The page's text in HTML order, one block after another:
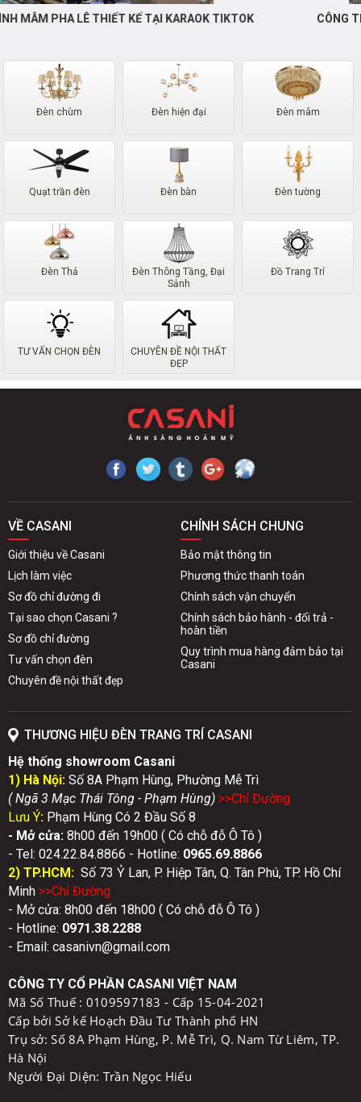
CÔNG TRÌNH ĐÈN THÔNG TẦNG CTT-2865 ( D:150CM )
Đèn chùm Đèn hiện đại Đèn mâm
Quạt trần đèn Đèn bàn Đèn tường
Đèn Thả
Đèn Thông Tầng, Đại
Sảnh
Đồ Trang Trí
TƯ VẤN CHỌN ĐÈN
CHUYÊN ĐỀ NỘI THẤT
ĐẸP
VỀ CASANI
Giới thiệu về Casani
Lịch làm việc
Sơ đồ chỉ đường đi
Tại sao chọn Casani ?
Sơ đồ chỉ đường
Tư vấn chọn đèn
Chuyên đề nội thất đẹp
CHÍNH SÁCH CHUNG
Bảo mật thông tin
Phương thức thanh toán
Chính sách vận chuyển
Chính sách bảo hành - đổi trả -
hoàn tiền
Quy trình mua hàng đảm bảo tại
Casani
THƯƠNG HIỆU ĐÈN TRANG TRÍ CASANI
Hệ thống showroom Casani
1) Hà Nội: Số 8A Phạm Hùng, Phường Mễ Trì
( Ngã 3 Mạc Thái Tông - Phạm Hùng) >>Chỉ Đường
Lưu Ý: Phạm Hùng Có 2 Đầu Số 8
- Mở cửa: 8h00 đến 19h00 ( Có chỗ đỗ Ô Tô )
- Tel: 024.22.84.8866 - Hotline: 0965.69.8866
2) TP.HCM: Số 73 Ỷ Lan, P. Hiệp Tân, Q. Tân Phú, TP. Hồ Chí
Minh >>Chỉ Đường
- Mở cửa: 8h00 đến 18h00 ( Có chỗ đỗ Ô Tô )
- Hotline: 0971.38.2288
- Email: casanivn@gmail.com
CÔNG TY CỔ PHẦN CASANI VIỆT NAM
Mã Số Thuế : 0109597183 - Cấp 15-04-2021
Cấp bởi Sở kế Hoạch Đầu Tư Thành phố HN
Trụ sở: Số 8A Phạm Hùng, P. Mễ Trì, Q. Nam Từ Liêm, TP.
Hà Nội
Người Đại Diện: Trần Ngọc Hiếu